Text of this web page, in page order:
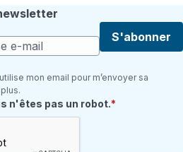
S'abonner
mon email pour m’envoyer sa
n'êtes pas un robot.